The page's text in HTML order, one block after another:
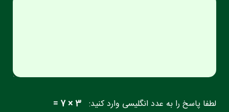
لطفا پاسخ را به عدد انگلیسی وارد کنید: 3 × 7 =